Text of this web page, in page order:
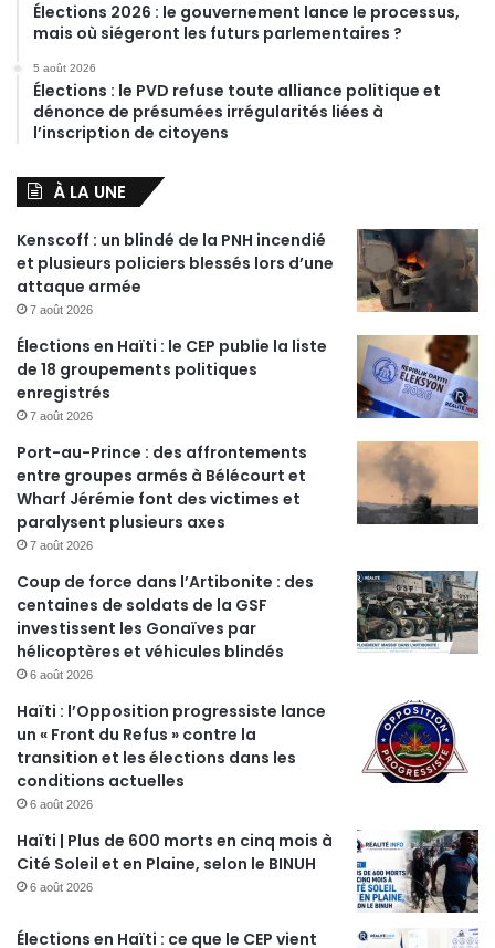
Élections 2026 : le gouvernement lance le processus,
mais où siégeront les futurs parlementaires ?
5 août 2026
Élections : le PVD refuse toute alliance politique et
dénonce de présumées irrégularités liées à
l’inscription de citoyens
À LA UNE
Kenscoff : un blindé de la PNH incendié
et plusieurs policiers blessés lors d’une
attaque armée
7 août 2026
Élections en Haïti : le CEP publie la liste
de 18 groupements politiques
enregistrés
7 août 2026
Port-au-Prince : des affrontements
entre groupes armés à Bélécourt et
Wharf Jérémie font des victimes et
paralysent plusieurs axes
7 août 2026
Coup de force dans l’Artibonite : des
centaines de soldats de la GSF
investissent les Gonaïves par
hélicoptères et véhicules blindés
6 août 2026
Haïti : l’Opposition progressiste lance
un « Front du Refus » contre la
transition et les élections dans les
conditions actuelles
6 août 2026
Haïti | Plus de 600 morts en cinq mois à
Cité Soleil et en Plaine, selon le BINUH
6 août 2026
Élections en Haïti : ce que le CEP vient